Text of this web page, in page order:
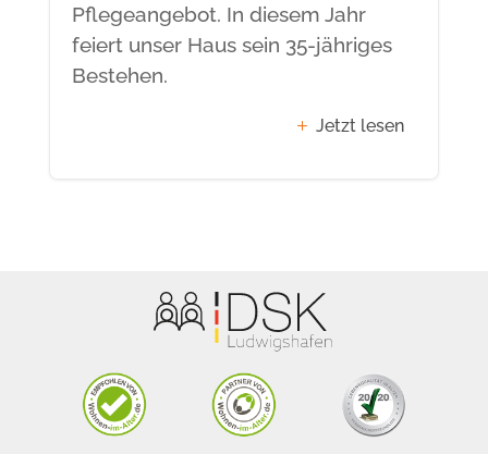
Pflegeangebot. In diesem Jahr
feiert unser Haus sein 35-jähriges
Bestehen.
Jetzt lesen